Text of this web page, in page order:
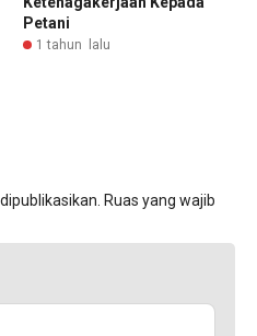
Petani
1 tahun lalu
Ruas yang wajib